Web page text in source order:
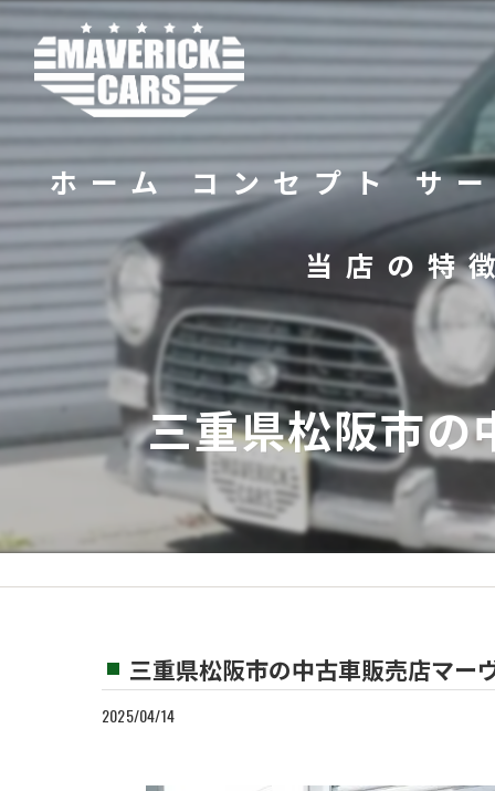
ホーム コンセプト サ
当店の特
バイク
販売
修理
カスタム
三重県松阪市の
三重県松阪市の中古車販売店マー
2025/04/14